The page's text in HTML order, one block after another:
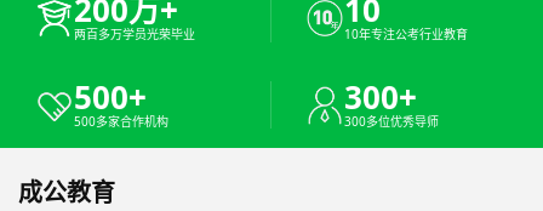
200万+
两百多万学员光荣毕业
10
10年专注公考行业教育
500+
500多家合作机构
300+
300多位优秀导师
成公教育